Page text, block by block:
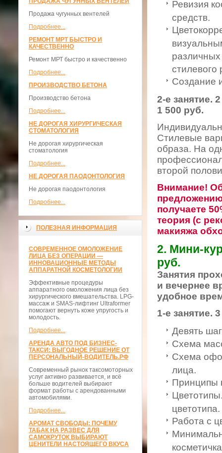
Продажа чугунных вентелей
Подробнее...
РЕМОНТ МРТ БЫСТРО И
КАЧЕСТВЕННО
Ремонт МРТ быстро и качественно
Подробнее...
ПРОИЗВОДСТВО БЕТОНА
Производство бетона
Подробнее...
НЕ ДОРОГАЯ ХИРУРГИЧЕСКАЯ
СТОМАТОЛОГИЯ
Не дорогая хирургическая
стоматология
Подробнее...
НЕ ДОРОГАЯ ПАОДОНТОЛОГИЯ
Не дорогая паодонтология
Подробнее...
ПОЛЕЗНАЯ ИНФОРМАЦИЯ
СОВРЕМЕННОЕ ОМОЛОЖЕНИЕ
ЛИЦА БЕЗ ОПЕРАЦИИ —
ИННОВАЦИОННЫЕ МЕТОДЫ
АППАРАТНОЙ КОСМЕТОЛОГИИ
Эффективные процедуры
аппаратного омоложения лица без
хирургического вмешательства. LPG-
массаж и SMAS-лифтинг Ultraformer
помогают вернуть коже упругость и
молодость.
Подробнее...
АРЕНДА АВТО ПОД БИЗНЕС-
ТАКСИ: ВЫГОДНОЕ РЕШЕНИЕ ОТ
ПЕРСОНАЛЬНЫЙ-ВОДИТЕЛЬ.РФ
Современный рынок таксомоторных
услуг активно развивается, и всё
больше водителей выбирают
формат работы с арендованными
автомобилями.
Подробнее...
АРОМАТ СВОБОДЫ: ПОЧЕМУ
ТАБАК НА РАЗВЕС ДЛЯ
САМОКРУТОК ВЫБИРАЮТ
ЦЕНИТЕЛИ НАСТОЯЩЕГО ВКУСА
Ревизия
средств.
Создание
2-е занятие.
1 500 руб.
Стилевые
образа. На
второй
Внимание!
получаете
теория (с
макияжа
2. Мини-
руб.
Занятия
и вечернее
удобное
1-е занятие.
Девять
Схема
Схема
лица.
Принципы
цветотипа.
Работа с